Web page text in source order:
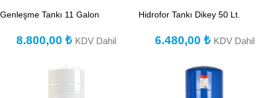
Genleşme Tankı 11 Galon
8.800,00 ₺ KDV Dahil
Hidrofor Tankı Dikey 50 Lt.
6.480,00 ₺ KDV Dahil